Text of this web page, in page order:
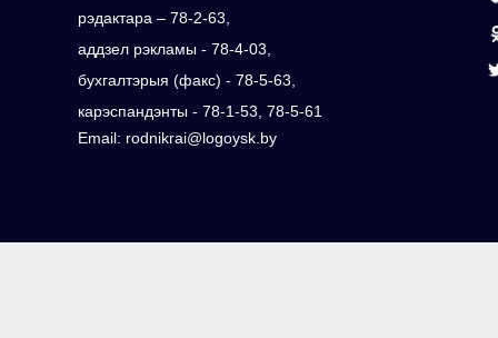
рэдактара – 78-2-63,
аддзел рэкламы - 78-4-03,
бухгалтэрыя (факс) - 78-5-63,
карэспандэнты - 78-1-53, 78-5-61
Email: rodnikrai@logoysk.by